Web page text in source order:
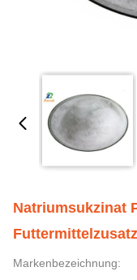
Natriumsukzinat
Markenbezeichnung: